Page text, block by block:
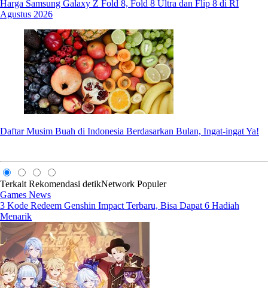
Harga Samsung Galaxy Z Fold 8, Fold 8 Ultra dan Flip 8 di RI
Agustus 2026
Daftar Musim Buah di Indonesia Berdasarkan Bulan, Ingat-ingat Ya!
Terkait Rekomendasi detikNetwork Populer
Games News
3 Kode Redeem Genshin Impact Terbaru, Bisa Dapat 6 Hadiah
Menarik